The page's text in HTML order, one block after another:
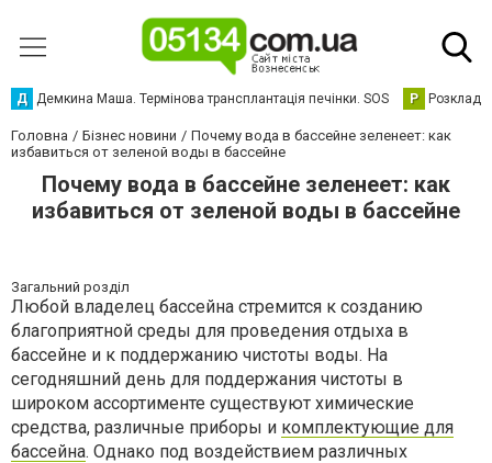
Д Демкина Маша. Термінова трансплантація печінки. SOS Р Розклад
Головна Бізнес новини
Почему вода в бассейне зеленеет: как
избавиться от зеленой воды в бассейне
Почему вода в бассейне зеленеет: как
избавиться от зеленой воды в бассейне
Загальний розділ
Любой владелец бассейна стремится к созданию
благоприятной среды для проведения отдыха в
бассейне и к поддержанию чистоты воды. На
сегодняшний день для поддержания чистоты в
широком ассортименте существуют химические
средства, различные приборы и комплектующие для
бассейна. Однако под воздействием различных